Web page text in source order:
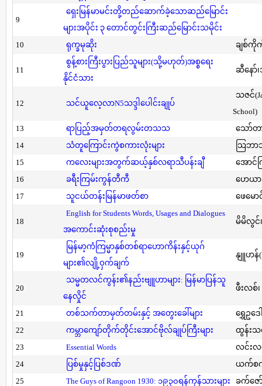
9
ရှေးမြန်မာမင်းတို့တည်ဆောက်ခဲ့သောဆည်မြောင်း
များအပိုင်း ၃ တောင်တွင်းကြီးဆည်မြောင်းသမိုင်း
10
ရုက္ခမုဆိုး ချစ်ကို
11
စွန့်စားကြီးပွားပြည်သူများ(သို့မဟုတ်)အစ္စရေး
နိုင်ငံသား
ဆီနော်၊
12 သင်ယူလေ့လာN5သဒ္ဒါပေါင်းချုပ်
သဇင်
School)
13
ရာပြည့်အမှတ်တရလွမ်းတသသ
သော်တ
14
သံတူကြောင်းကွဲစကားလုံးများ
သြဘာ
15
ကလေးများအတွက်ဆယ့်နှစ်လရာသီပန်းချီ
အောင်
16
ခရီးကြမ်းကွန်တီကီ
ဟေယာ
17
သူငယ်တန်းမြန်မာဖတ်စာ ဖေမော
18
English for Students Words, Usages and Dialogues
အကောင်းဆုံးစုစည်းမှု
မိမိလွင်၊
19
မြန်မာ့ကံကြမ္မာနှစ်တစ်ရာဟောကိန်းနှင့်ယုဂ်
များ၏လျို့ဝှက်ချက်
နျူဟန်
20
သမ္မတလင်ကွန်း၏နည်းဗျူဟာများ: မြန်မာပြန်သူ
နေလှိုင်
ဖီးလစ်
21 တစ်သက်တာမှတ်တမ်းနှင့် အတွေးခေါ်များ
ရွှေဥဒေ
22
ကမ္ဘာကျော်တိုက်တိုင်းအောင်ဗိုလ်ချုပ်ကြီးများ
ထွန်းသ
23
Essential Words
လင်းလ
24
ပြစ်မှုနှင့်ပြစ်ဒဏ်
ယက်စကီ
25
The Guys of Rangoon 1930: ၁၉၃၀ရန်ကုန်သားများ
ခက်ဇေ